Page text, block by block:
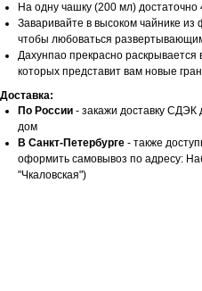
На одну чашку (200 мл) достаточно
Заваривайте в высоком чайнике
чтобы любоваться
Дахунпао прекрасно раскрывается
которых представит вам новые
Доставка:
По России - закажи доставку СДЭК
дом
В Санкт-Петербурге - также
оформить самовывоз по адресу:
"Чкаловская")